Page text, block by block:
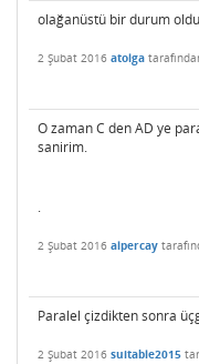
olağanüstü bir durum
2 Şubat 2016 atolga
O zaman C den AD ye
sanirim.
.
2 Şubat 2016 alpercay
Paralel çizdikten sonra
2 Şubat 2016 suitable2015